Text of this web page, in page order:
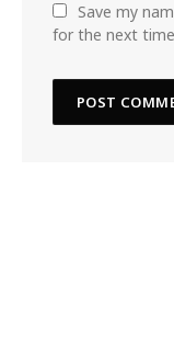
Save my
for the next